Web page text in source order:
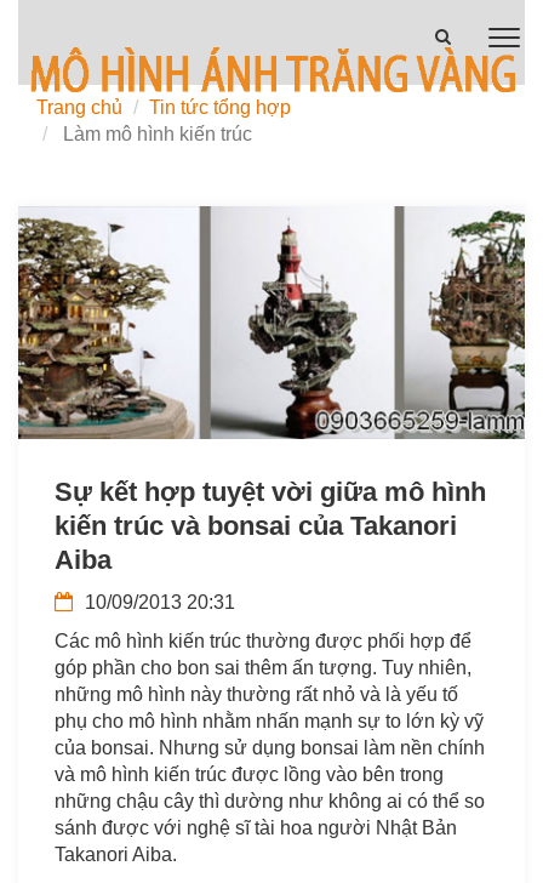
Trang chủ
Tin tức tổng hợp
Làm mô hình kiến trúc
Sự kết hợp tuyệt vời giữa mô hình
kiến trúc và bonsai của Takanori
Aiba
10/09/2013 20:31
Các mô hình kiến trúc thường được phối hợp để
góp phần cho bon sai thêm ấn tượng. Tuy nhiên,
những mô hình này thường rất nhỏ và là yếu tố
phụ cho mô hình nhằm nhấn mạnh sự to lớn kỳ vỹ
của bonsai. Nhưng sử dụng bonsai làm nền chính
và mô hình kiến trúc được lồng vào bên trong
những chậu cây thì dường như không ai có thể so
sánh được với nghệ sĩ tài hoa người Nhật Bản
Takanori Aiba.